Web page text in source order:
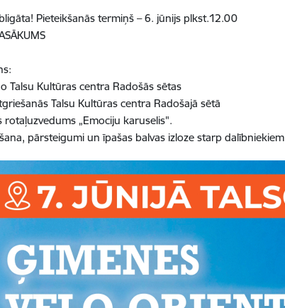
Pieteikšanās termiņš – 6. jūnijs plkst.12.00
Talsu Kultūras centra Radošās sētas
Talsu Kultūras centra Radošajā sētā
rotaļuzvedums „Emociju karuselis".
pārsteigumi un īpašas balvas izloze starp dalībniekiem